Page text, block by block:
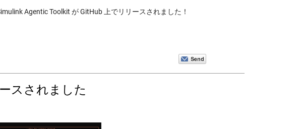
Agentic Toolkit が GitHub 上でリリースされました！
スされました